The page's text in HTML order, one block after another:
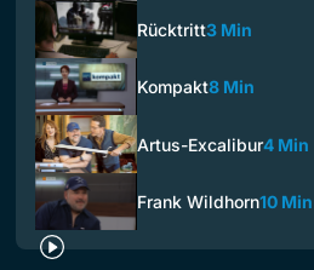
Rücktritt3 Min
Kompakt8 Min
Artus-Excalibur4 Min
Frank Wildhorn10 Min